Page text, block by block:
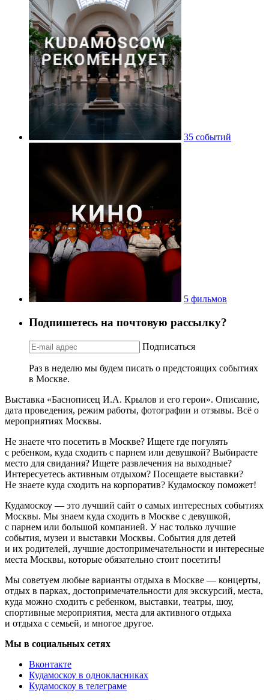
35 событий
5 фильмов
Подпишетесь на почтовую рассылку?
Подписаться
Раз в неделю мы будем писать о предстоящих событиях
в Москве.
Выставка «Баснописец И.А. Крылов и его герои». Описание,
дата проведения, режим работы, фотографии и отзывы. Всё о
мероприятиях Москвы.
Не знаете что посетить в Москве? Ищете где погулять
с ребенком, куда сходить с парнем или девушкой? Выбираете
место для свидания? Ищете развлечения на выходные?
Интересуетесь активным отдыхом? Посещаете выставки?
Не знаете куда сходить на корпоратив? Кудамоскоу поможет!
Кудамоскоу — это лучший сайт о самых интересных событиях
Москвы. Мы знаем куда сходить в Москве с девушкой,
с парнем или большой компанией. У нас только лучшие
события, музеи и выставки Москвы. События для детей
и их родителей, лучшие достопримечательности и интересные
места Москвы, которые обязательно стоит посетить!
Мы советуем любые варианты отдыха в Москве — концерты,
отдых в парках, достопримечательности для экскурсий, места,
куда можно сходить с ребенком, выставки, театры, шоу,
спортивные мероприятия, места для активного отдыха
и отдыха с семьей, и многое другое.
Мы в социальных сетях
Вконтакте
Кудамоскоу в однокласниках
Кудамоскоу в телеграме